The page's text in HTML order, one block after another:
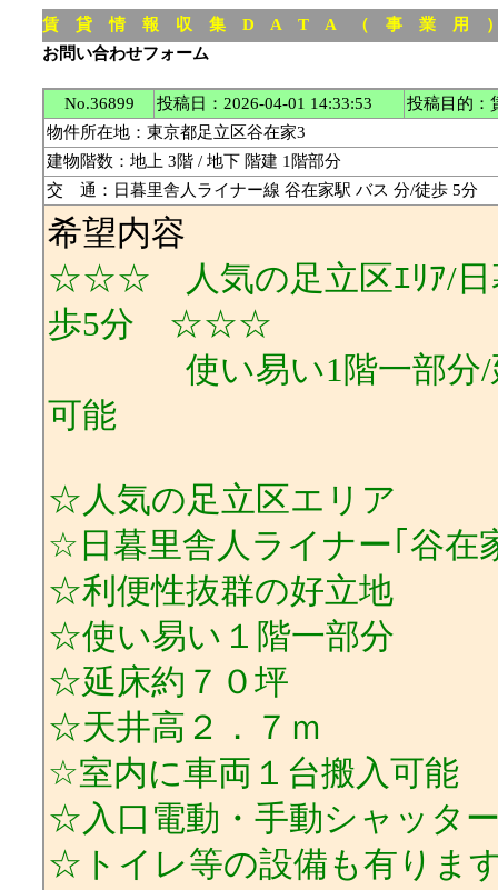
賃 貸 情 報 収 集 D A T A （ 事 業 用
お問い合わせフォーム
No.36899 投稿日：2026-04-01 14:33:53
投稿目的：
物件所在地：東京都足立区谷在家3
建物階数：地上 3階 / 地下 階建 1階部分
交 通：日暮里舎人ライナー線 谷在家駅 バス 分/徒歩 5分
希望内容
☆☆☆ 人気の足立区ｴﾘｱ/日
歩5分 ☆☆☆
使い易い1階一部分/延
可能
☆人気の足立区エリア
☆日暮里舎人ライナー｢谷在
☆利便性抜群の好立地
☆使い易い１階一部分
☆延床約７０坪
☆天井高２．７ｍ
☆室内に車両１台搬入可能
☆入口電動・手動シャッタ
☆トイレ等の設備も有りま